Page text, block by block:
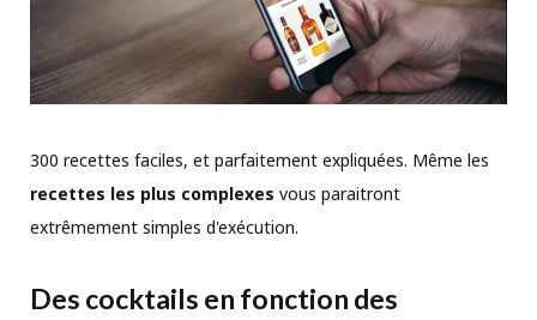
300 recettes faciles, et parfaitement expliquées. Même les
recettes les plus complexes vous paraitront
extrêmement simples d'exécution.
Des cocktails en fonction des